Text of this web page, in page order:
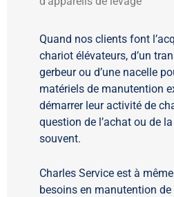
Quand nos clients font
chariot élévateurs, d’un
gerbeur ou d’une nacelle
matériels de manutention
démarrer leur activité de
question de l’achat ou de
souvent.
Charles Service est à
besoins en manutention